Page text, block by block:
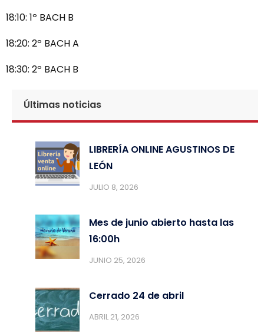
18:10: 1º BACH B
18:20: 2º BACH A
18:30: 2º BACH B
Últimas noticias
LIBRERÍA ONLINE AGUSTINOS DE
LEÓN
JULIO 8, 2026
Mes de junio abierto hasta las
16:00h
JUNIO 25, 2026
Cerrado 24 de abril
ABRIL 21, 2026